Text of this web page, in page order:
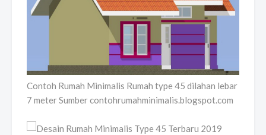
Contoh Rumah Minimalis Rumah type 45 dilahan lebar
7 meter Sumber contohrumahminimalis.blogspot.com